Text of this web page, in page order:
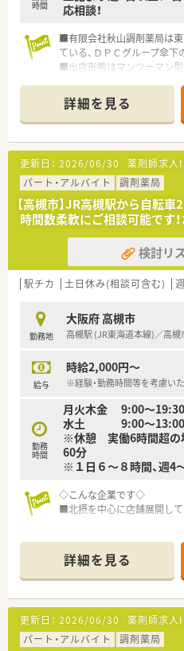
時間
応相談！
■有限会社秋山調剤薬局は
ている、ＤＰＣグループ傘下
■出店形態はマンツーマン型
■かかりつけ薬局として従
ております。
詳細を見る
更新日： 2026/06/30 薬剤師求人
パート・アルバイト
調剤薬局
【高槻市】JR高槻駅から自転車
時間数柔軟にご相談可能です
検討リ
駅チカ 土日休み(相談可含む)
勤務地
大阪府 高槻市
高槻駅 (JR東海道本線)／高
給与
時給2,000円～
※経験・勤務時間等を考慮い
勤務
時間
月火木金 9:00～19:30
水土 9:00～13:00
※休憩 実働6時間超の
60分
※１日６～８時間、週4
◇こんな企業です◇
■北摂を中心に店舗展開し
■JR高槻駅が最寄り駅になり
◇こんな方にオススメ◇
■電車通勤で毎日便利のご通
■週20時間～週30時間でご
詳細を見る
更新日： 2026/06/30 薬剤師求人
パート・アルバイト
調剤薬局